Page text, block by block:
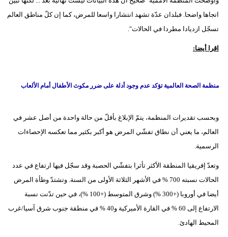
اتجاها واضحا. فبلدان عدّة تشهد انتشارا واسعا للمرض، كما إن كلّ مناطق العالم
تسجّل ازديادا مطردا في الحالات".
اقرا أيضا:
منظمة الصحة العالمية تؤكد عدم وجود أدلة على ضرر مكوث الأطفال أمام الألعاب
وبحسب تقديرات المنظمة، يتمّ الإبلاغ بأقلّ من حالة واحدة من أصل عشر في
العالم، ما يعني أن نطاق تفشّي المرض هو أكبر بكثير مما تعكسه الإحصاءات
الرسمية.
وتعدّ إفريقيا المنطقة الأكثر تأثرا بتفشّي الحصبة وقد سجّل فيها ارتفاع في عدد
الحالات نسبته 700 % في الأشهر الثلاثة الأولى من السنة. وتشتدّ وطأة المرض
أيضا في أوروبا (+300 %) وشرق المتوسط (+100 %)، في حين تدّنت نسبة
الارتفاع إلى 60 % في القارة الأميركية و40 % في منطقة جنوب شرق آسيا/غرب
المحيط الهادئ.